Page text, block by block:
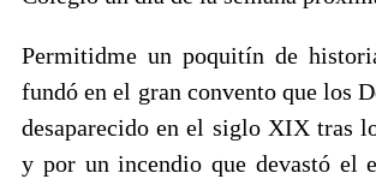
Permitidme un poquitín de
fundó en el gran convento que los
desaparecido en el siglo XIX tras
y por un incendio que devastó el